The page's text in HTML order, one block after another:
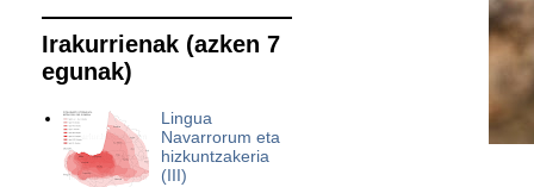
Irakurrienak (azken 7
egunak)
Lingua
Navarrorum eta
hizkuntzakeria
(III)